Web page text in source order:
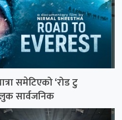
समेटिएको ‘रोड टु
सार्वजनिक